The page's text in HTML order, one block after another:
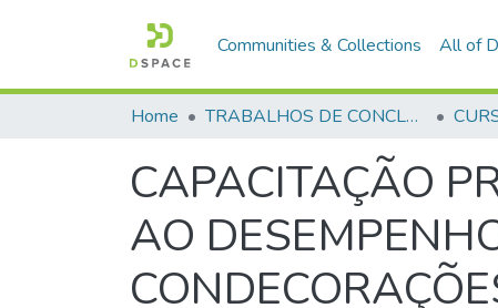
Communities & Collections All of
Home TRABALHOS DE CONCLUSÃO DE CURSO - CAESP (CURSO DE ESPECIALIZAÇÃO EM ALTOS ESTUDOS EM SEGURANÇA PÚBLICA)
CAPACITAÇÃO
AO